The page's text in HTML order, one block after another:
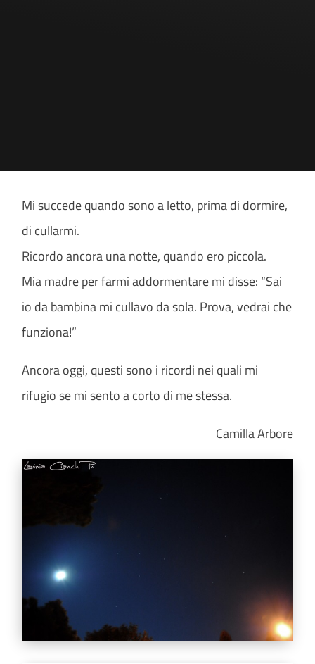
Mi succede quando sono a letto, prima di dormire,
di cullarmi.
Ricordo ancora una notte, quando ero piccola.
Mia madre per farmi addormentare mi disse: “Sai
io da bambina mi cullavo da sola. Prova, vedrai che
funziona!”
Ancora oggi, questi sono i ricordi nei quali mi
rifugio se mi sento a corto di me stessa.
Camilla Arbore